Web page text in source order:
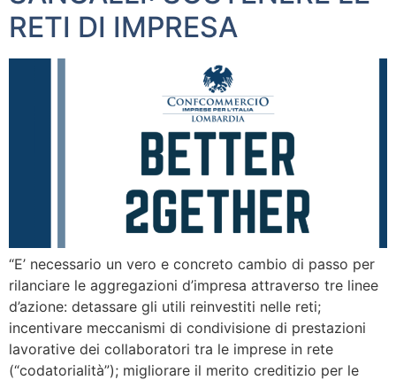
RETI DI IMPRESA
“E’ necessario un vero e concreto cambio di passo per
rilanciare le aggregazioni d’impresa attraverso tre linee
d’azione: detassare gli utili reinvestiti nelle reti;
incentivare meccanismi di condivisione di prestazioni
lavorative dei collaboratori tra le imprese in rete
(“codatorialità”); migliorare il merito creditizio per le